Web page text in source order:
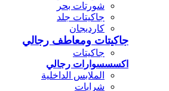
شورتات بحر
جاكيتات جلد
كارديجان
جاكيتات ومعاطف رجالي
جاكيتات
اكسسسوارات رجالي
الملابس الداخلية
شرابات